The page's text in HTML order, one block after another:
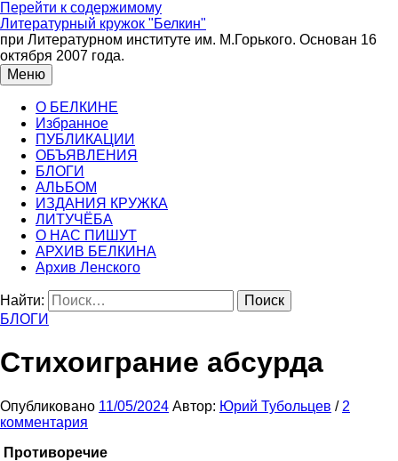
Перейти к содержимому
Литературный кружок "Белкин"
при Литературном институте им. М.Горького. Основан 16
октября 2007 года.
Меню
О БЕЛКИНЕ
Избранное
ПУБЛИКАЦИИ
ОБЪЯВЛЕНИЯ
БЛОГИ
АЛЬБОМ
ИЗДАНИЯ КРУЖКА
ЛИТУЧЁБА
О НАС ПИШУТ
АРХИВ БЕЛКИНА
Архив Ленского
Найти:
БЛОГИ
Стихоиграние абсурда
Опубликовано 11/05/2024 Автор: Юрий Тубольцев / 2
комментария
Противоречие